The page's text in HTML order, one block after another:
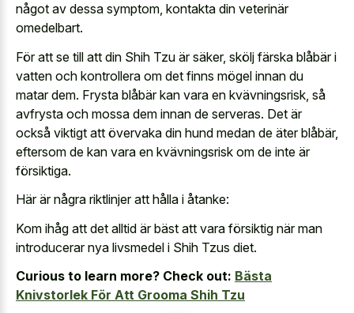
något av dessa symptom, kontakta din veterinär
omedelbart.
För att se till att din Shih Tzu är säker, skölj färska blåbär i
vatten och kontrollera om det finns mögel innan du
matar dem. Frysta blåbär kan vara en kvävningsrisk, så
avfrysta och mossa dem innan de serveras. Det är
också viktigt att övervaka din hund medan de äter blåbär,
eftersom de kan vara en kvävningsrisk om de inte är
försiktiga.
Här är några riktlinjer att hålla i åtanke:
Kom ihåg att det alltid är bäst att vara försiktig när man
introducerar nya livsmedel i Shih Tzus diet.
Curious to learn more? Check out: Bästa
Knivstorlek För Att Grooma Shih Tzu